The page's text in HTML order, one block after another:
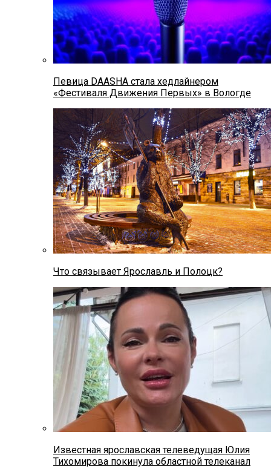
Певица DAASHA стала хедлайнером
«Фестиваля Движения Первых» в Вологде
Что связывает Ярославль и Полоцк?
Известная ярославская телеведущая Юлия
Тихомирова покинула областной телеканал